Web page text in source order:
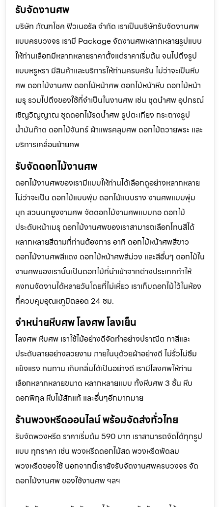
รับจัดงานศพ
บริษัท ภัณฑโชค ฟิวเนอรัล จำกัด เราเป็นบริษัทรับจัดงานศพ
แบบครบวงจร เรามี Package จัดงานศพหลากหลายรูปแบบ
ให้ท่านเลือกมีหลากหลายราคาตั้งแต่ราคาเริ่มต้น จนไปถึงรูป
แบบหรูหรา มีสินค้าและบริการให้ท่านครบครัน ไม่ว่าจะเป็นหีบ
ศพ ดอกไม้งานศพ ดอกไม้หน้าศพ ดอกไม้หน้าหีบ ดอกไม้หน้า
เมรุ รวมไปถึงของใช้ที่จำเป็นในงานศพ เช่น ชุดนำศพ อุปกรณ์
เชิญวิญญาณ ชุดดอกไม้รดน้ำศพ ธูปตะเกียง กระถางธูป
น้ำมันก๊าด ดอกไม้จันทร์ ผ้าแพรคลุมศพ ดอกไม้ถวายพระ และ
บริการเคลื่อนย้ายศพ
รับจัดดอกไม้งานศพ
ดอกไม้งานศพของเรามีแบบให้ท่านได้เลือกดูอย่างหลากหลาย
ไม่ว่าจะเป็น ดอกไม้แบบพุ่ม ดอกไม้แบบราง งานศพแบบพุ่ม
มุก สวนนกยูงงานศพ จัดดอกไม้งานศพแบบกอ ดอกไม้
ประดับหน้าเมรุ ดอกไม้งานศพของเราสามารถเลือกโทนสีได้
หลากหลายสีตามที่ท่านต้องการ อาทิ ดอกไม้หน้าศพสีขาว
ดอกไม้งานศพสีแดง ดอกไม้หน้าศพสีม่วง และสีอื่นๆ ดอกไม้ใน
งานศพของเรานั้นเป็นดอกไม้ที่นำเข้าจากต่างประเทศทำให้
คงทนจัดงานได้หลายวันโดยที่ไม่เหี่ยว เราเก็บดอกไม้ไว้ในห้อง
ที่ควบคุมอุณหภูมิตลอด 24 ชม.
จำหน่ายหีบศพ โลงศพ โลงเย็น
โลงศพ หีบศพ เราใช้ไม้อย่างดีจัดทำอย่างปราณีต ทาสีและ
ประดับลายอย่างสวยงาม ภายในบุด้วยผ้าอย่างดี ไม่รั่วไม่ซึม
แข็งแรง ทนทาน เก็บกลิ่นได้เป็นอย่างดี เรามีโลงศพให้ท่าน
เลือกหลากหลายขนาด หลากหลายแบบ ทั้งหีบศพ 3 ชั้น หีบ
ดอกพิกุล หีบไม้สักแท้ และอื่นๆอีกมากมาย
ร้านพวงหรีดออนไลน์ พร้อมจัดส่งทั่วไทย
รับจัดพวงหรีด ราคาเริ่มต้น 590 บาท เราสามารถจัดได้ทุกรูป
แบบ ทุกราคา เช่น พวงหรีดดอกไม้สด พวงหรีดพัดลม
พวงหรีดของใช้ นอกจากนี้เรายังรับจัดงานศพครบวงจร จัด
ดอกไม้งานศพ ของใช้งานศพ ฯลฯ